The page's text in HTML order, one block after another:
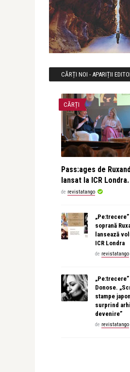
CĂRȚI NOI - APARIȚII
CĂRȚI
Pass:ages de
lansat la ICR
de revistatango
soprană
lansează
ICR Londra
de revistatango
Donose.
stampe
surprind
devenire”
de revistatango